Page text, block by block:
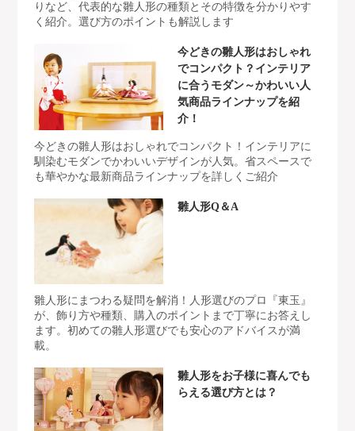
りなど、代表的な雛人形の種類とその特徴を分かりやす
く紹介。選び方のポイントも解説します
今どきの雛人形はおしゃれ
でコンパクト？インテリア
に合うモダン～かわいい人
気商品ラインナップを紹
介！
今どきの雛人形はおしゃれでコンパクト！インテリアに
馴染むモダンでかわいいデザインが人気。省スペースで
も華やかな最新商品ラインナップを詳しくご紹介
雛人形Q＆A
雛人形にまつわる疑問を解消！人形選びのプロ『東玉』
が、飾り方や種類、購入のポイントまで丁寧にお答えし
ます。初めての雛人形選びでも安心のアドバイスが満
載。
雛人形をお子様に喜んでも
らえる選び方とは？